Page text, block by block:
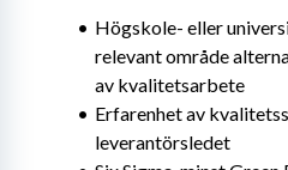
Högskole- eller
relevant område
av kvalitetsarbete
Erfarenhet av
leverantörsledet